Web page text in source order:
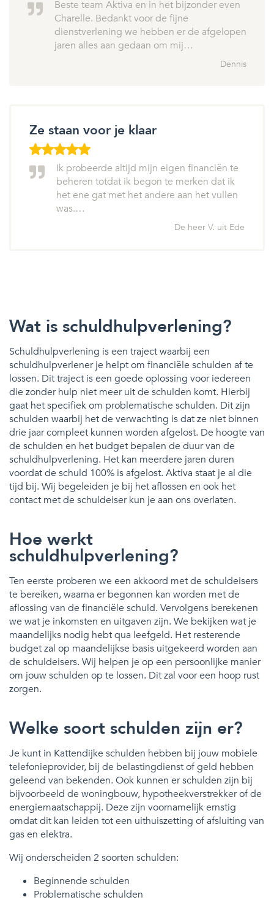
Beste team Aktiva en in het bijzonder even
Charelle. Bedankt voor de fijne
dienstverlening we hebben er de afgelopen
jaren alles aan gedaan om mij…
Dennis
Ze staan voor je klaar
Ik probeerde altijd mijn eigen financiën te
beheren totdat ik begon te merken dat ik
het ene gat met het andere aan het vullen
was.…
De heer V. uit Ede
Wat is schuldhulpverlening?
Schuldhulpverlening is een traject waarbij een
schuldhulpverlener je helpt om financiële schulden af te
lossen. Dit traject is een goede oplossing voor iedereen
die zonder hulp niet meer uit de schulden komt. Hierbij
gaat het specifiek om problematische schulden. Dit zijn
schulden waarbij het de verwachting is dat ze niet binnen
drie jaar compleet kunnen worden afgelost. De hoogte van
de schulden en het budget bepalen de duur van de
schuldhulpverlening. Het kan meerdere jaren duren
voordat de schuld 100% is afgelost. Aktiva staat je al die
tijd bij. Wij begeleiden je bij het aflossen en ook het
contact met de schuldeiser kun je aan ons overlaten.
Hoe werkt
schuldhulpverlening?
Ten eerste proberen we een akkoord met de schuldeisers
te bereiken, waarna er begonnen kan worden met de
aflossing van de financiële schuld. Vervolgens berekenen
we wat je inkomsten en uitgaven zijn. We bekijken wat je
maandelijks nodig hebt qua leefgeld. Het resterende
budget zal op maandelijkse basis uitgekeerd worden aan
de schuldeisers. Wij helpen je op een persoonlijke manier
om jouw schulden op te lossen. Dit zal voor een hoop rust
zorgen.
Welke soort schulden zijn er?
Je kunt in Kattendijke schulden hebben bij jouw mobiele
telefonieprovider, bij de belastingdienst of geld hebben
geleend van bekenden. Ook kunnen er schulden zijn bij
bijvoorbeeld de woningbouw, hypotheekverstrekker of de
energiemaatschappij. Deze zijn voornamelijk ernstig
omdat dit kan leiden tot een uithuiszetting of afsluiting van
gas en elektra.
Wij onderscheiden 2 soorten schulden:
Beginnende schulden
Problematische schulden